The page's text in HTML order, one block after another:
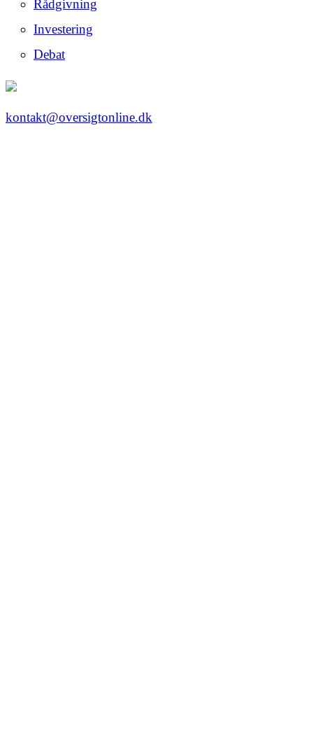
Rådgivning
Investering
Debat
kontakt@oversigtonline.dk